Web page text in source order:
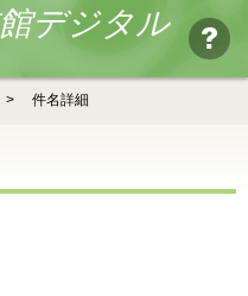
デジタル
> 件名詳細